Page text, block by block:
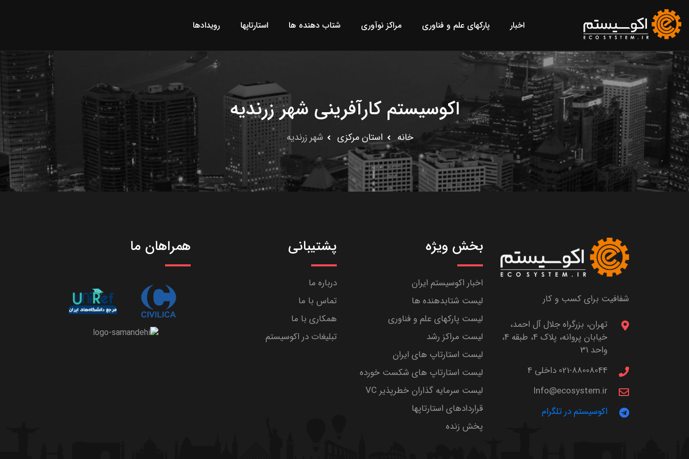
اخبار پارکهای علم و فناوری مراکز نوآوری شتاب دهنده ها استارتاپها رویدادها
اکوسیستم کارآفرینی شهر زرندیه
خانه استان مرکزى شهر زرندیه
شفافیت برای کسب و کار
تهران، بزرگراه جلال آل احمد،
خیابان پروانه، پلاک 4، طبقه 4،
واحد 31
021-88008044 داخلی 4
Info@ecosystem.ir
اکوسیستم در تلگرام
بخش ویژه
اخبار اکوسیستم ایران
لیست شتابدهنده ها
لیست پارکهای علم و فناوری
لیست مراکز رشد
لیست استارتاپ های ایران
لیست استارتاپ های شکست خورده
لیست سرمایه گذاران خطرپذیر VC
قراردادهای استارتاپها
پخش زنده
پشتیبانی
درباره ما
تماس با ما
همکاری با ما
تبلیغات در اکوسیستم
همراهان ما